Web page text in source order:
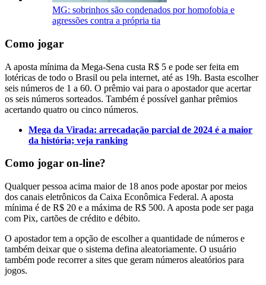
MG: sobrinhos são condenados por homofobia e
agressões contra a própria tia
Como jogar
A aposta mínima da Mega-Sena custa R$ 5 e pode ser feita em
lotéricas de todo o Brasil ou pela internet, até as 19h. Basta escolher
seis números de 1 a 60. O prêmio vai para o apostador que acertar
os seis números sorteados. Também é possível ganhar prêmios
acertando quatro ou cinco números.
Mega da Virada: arrecadação parcial de 2024 é a maior
da história; veja ranking
Como jogar on-line?
Qualquer pessoa acima maior de 18 anos pode apostar por meios
dos canais eletrônicos da Caixa Econômica Federal. A aposta
mínima é de R$ 20 e a máxima de R$ 500. A aposta pode ser paga
com Pix, cartões de crédito e débito.
O apostador tem a opção de escolher a quantidade de números e
também deixar que o sistema defina aleatoriamente. O usuário
também pode recorrer a sites que geram números aleatórios para
jogos.